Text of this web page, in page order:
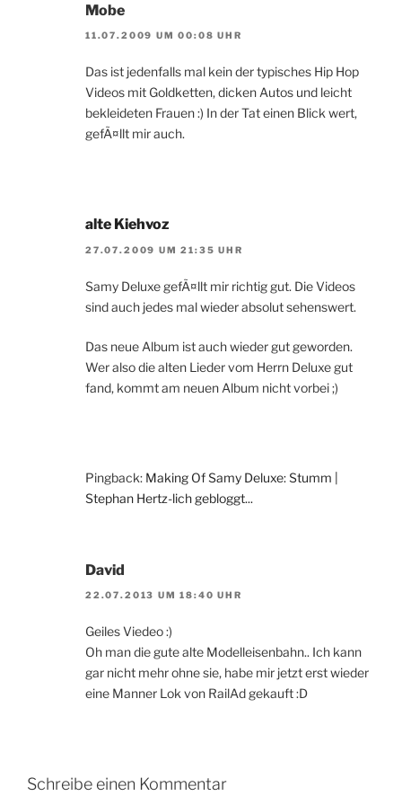
Mobe
11.07.2009 UM 00:08 UHR
Das ist jedenfalls mal kein der typisches Hip Hop
Videos mit Goldketten, dicken Autos und leicht
bekleideten Frauen :) In der Tat einen Blick wert,
gefÃ¤llt mir auch.
alte Kiehvoz
27.07.2009 UM 21:35 UHR
Samy Deluxe gefÃ¤llt mir richtig gut. Die Videos
sind auch jedes mal wieder absolut sehenswert.
Das neue Album ist auch wieder gut geworden.
Wer also die alten Lieder vom Herrn Deluxe gut
fand, kommt am neuen Album nicht vorbei ;)
Pingback: Making Of Samy Deluxe: Stumm |
Stephan Hertz-lich gebloggt...
David
22.07.2013 UM 18:40 UHR
Geiles Viedeo :)
Oh man die gute alte Modelleisenbahn.. Ich kann
gar nicht mehr ohne sie, habe mir jetzt erst wieder
eine Manner Lok von RailAd gekauft :D
Schreibe einen Kommentar